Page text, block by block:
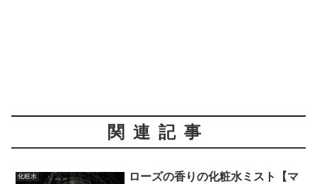
関連記事
化粧水
ローズの香りの化粧水ミスト【マ